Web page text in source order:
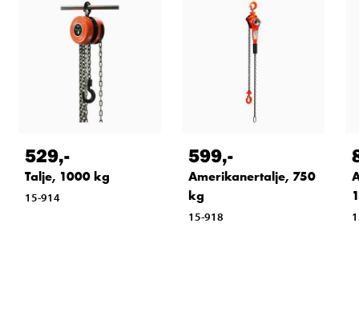
529,-
Talje, 1000 kg
15-914
599,-
Amerikanertalje, 750
kg
15-918